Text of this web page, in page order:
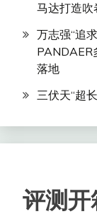
马达打造吹
万志强“追
PANDAER
落地
三伏天“超
评测